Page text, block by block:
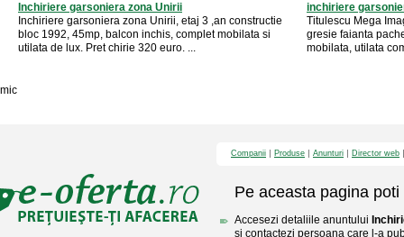
Inchiriere garsoniera zona Unirii
Inchiriere garsoniera zona Unirii, etaj 3 ,an constructie
bloc 1992, 45mp, balcon inchis, complet mobilata si
utilata de lux. Pret chirie 320 euro. ...
inchiriere
Titulescu Mega
gresie faianta
mobilata, utilata
mic
Companii Produse Anunturi Director web
Pe aceasta pagina poti
Accesezi detaliile anuntului
si contactezi persoana care l-a